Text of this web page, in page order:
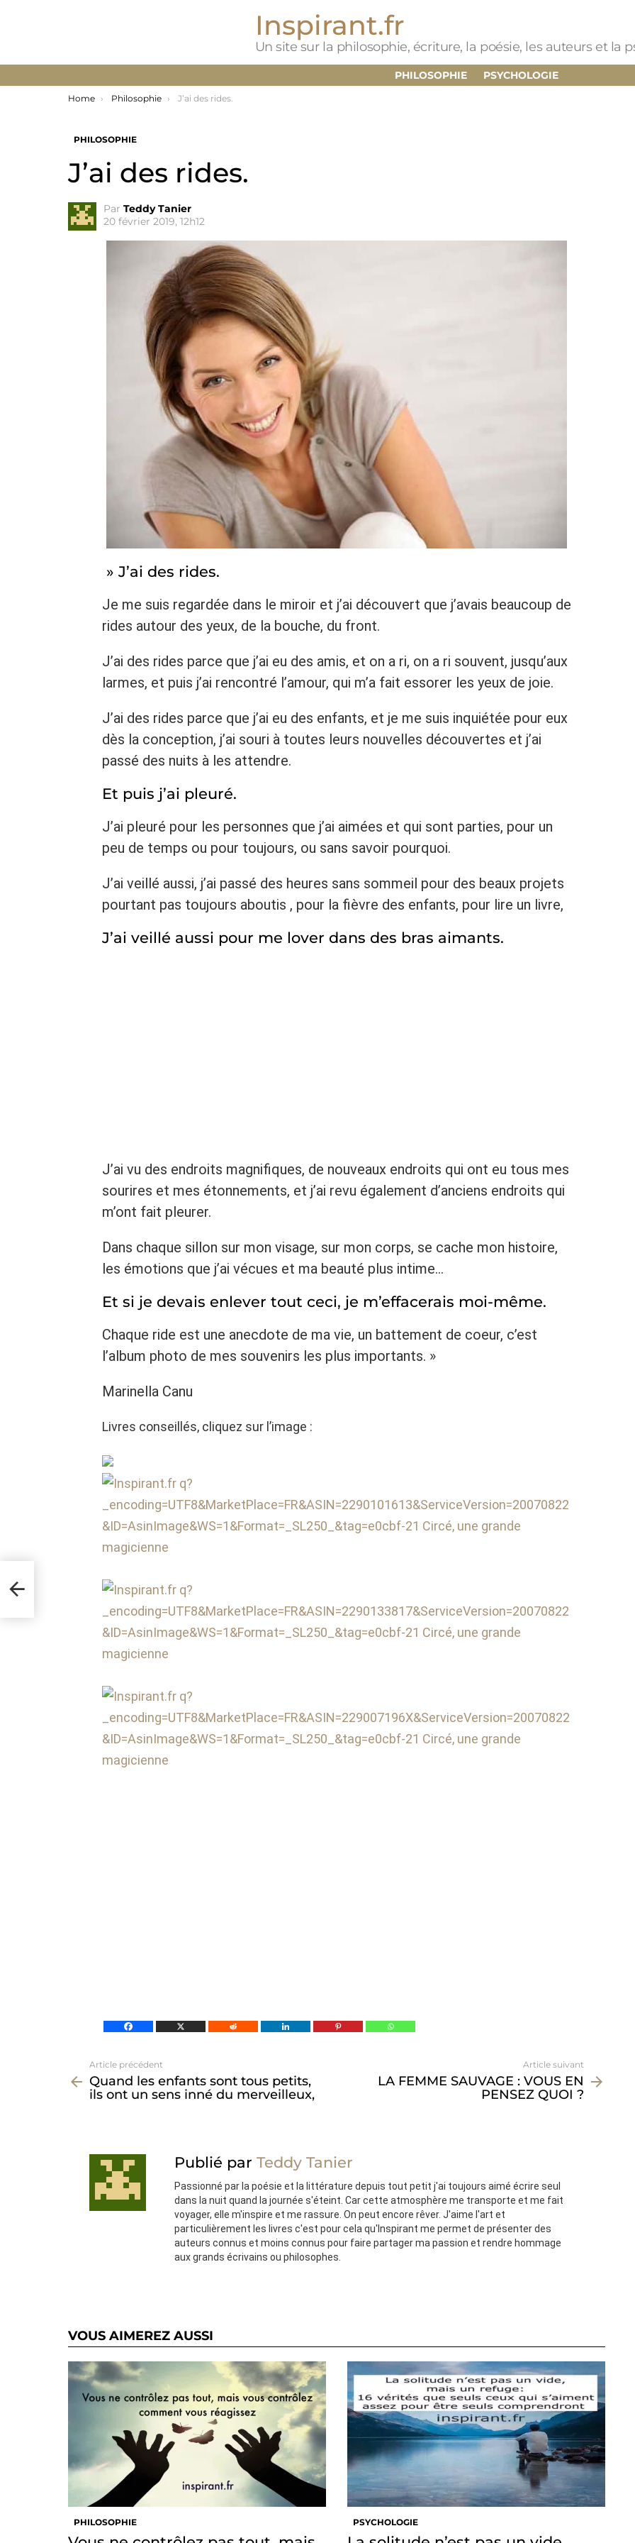
Inspirant.fr
Un site sur la philosophie, écriture, la poésie, les auteurs et la
PHILOSOPHIE PSYCHOLOGIE
You are here:
Home Philosophie J’ai des rides.
PHILOSOPHIE
J’ai des rides.
Par Teddy Tanier
20 février 2019, 12h12
» J’ai des rides.
Je me suis regardée dans le miroir et j’ai découvert que j’avais beaucoup de
rides autour des yeux, de la bouche, du front.
J’ai des rides parce que j’ai eu des amis, et on a ri, on a ri souvent, jusqu’aux
larmes, et puis j’ai rencontré l’amour, qui m’a fait essorer les yeux de joie.
J’ai des rides parce que j’ai eu des enfants, et je me suis inquiétée pour eux
dès la conception, j’ai souri à toutes leurs nouvelles découvertes et j’ai
passé des nuits à les attendre.
Et puis j’ai pleuré.
J’ai pleuré pour les personnes que j’ai aimées et qui sont parties, pour un
peu de temps ou pour toujours, ou sans savoir pourquoi.
J’ai veillé aussi, j’ai passé des heures sans sommeil pour des beaux projets
pourtant pas toujours aboutis , pour la fièvre des enfants, pour lire un livre,
J’ai veillé aussi pour me lover dans des bras aimants.
J’ai vu des endroits magnifiques, de nouveaux endroits qui ont eu tous mes
sourires et mes étonnements, et j’ai revu également d’anciens endroits qui
m’ont fait pleurer.
Dans chaque sillon sur mon visage, sur mon corps, se cache mon histoire,
les émotions que j’ai vécues et ma beauté plus intime…
Et si je devais enlever tout ceci, je m’effacerais moi-même.
Chaque ride est une anecdote de ma vie, un battement de coeur, c’est
l’album photo de mes souvenirs les plus importants. »
Marinella Canu
Livres conseillés, cliquez sur l’image :
plus
Article précédent
Quand les enfants sont tous petits,
ils ont un sens inné du merveilleux,
Article suivant
LA FEMME SAUVAGE : VOUS EN
PENSEZ QUOI ?
Publié par Teddy Tanier
Passionné par la poésie et la littérature depuis tout petit j'ai toujours aimé écrire seul
dans la nuit quand la journée s'éteint. Car cette atmosphère me transporte et me fait
voyager, elle m'inspire et me rassure. On peut encore rêver. J'aime l'art et
particulièrement les livres c'est pour cela qu'Inspirant me permet de présenter des
auteurs connus et moins connus pour faire partager ma passion et rendre hommage
aux grands écrivains ou philosophes.
VOUS AIMEREZ AUSSI
PHILOSOPHIE PSYCHOLOGIE
ils